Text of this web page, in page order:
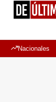
Nacionales